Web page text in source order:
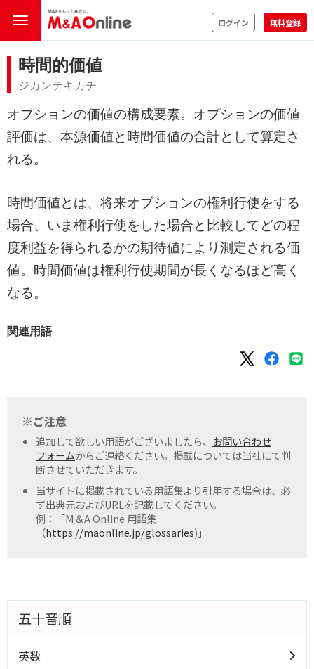
ログイン 無料登録
時間的価値
ジカンテキカチ
オプションの価値の構成要素。オプションの価値
評価は、本源価値と時間価値の合計として算定さ
れる。
時間価値とは、将来オプションの権利行使をする
場合、いま権利行使をした場合と比較してどの程
度利益を得られるかの期待値により測定される価
値。時間価値は権利行使期間が長くなるほど高く
なる。
関連用語
※ご注意
追加して欲しい用語がございましたら、 お問い合わせ
フォームからご連絡ください。掲載については当社にて判
断させていただきます。
当サイトに掲載されている用語集より引用する場合は、必
ず出典元およびURLを記載してください。
例：「M＆A Online 用語集
（https://maonline.jp/glossaries)」
五十音順
英数